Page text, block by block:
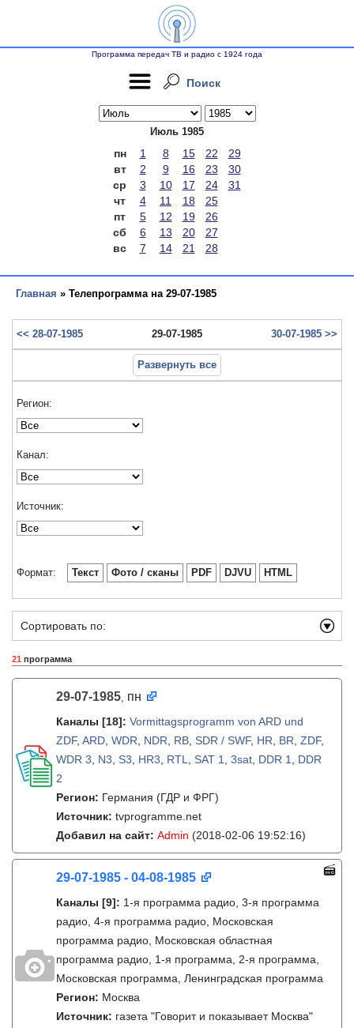
Программа передач ТВ и радио с 1924 года
Поиск
Июль 1985
пн 1 8 15 22
29
вт
2 9 16 23
30
ср
3 10 17 24
31
чт
4 11 18
25
пт
5 12 19
26
сб
6 13 20
27
вс
7 14 21 28
Главная » Телепрограмма на 29-07-1985
<< 28-07-1985 29-07-1985 30-07-1985 >>
Развернуть все
Регион:
Канал:
Источник:
Формат: Текст Фото / сканы PDF DJVU HTML
Сортировать по:
21 программа
29-07-1985, пн
Каналы [18]: Vormittagsprogramm von ARD und
ZDF, ARD WDR NDR RB SDR / SWF, HR BR ZDF,
WDR 3
N3 S3 HR3 RTL SAT 1 3sat DDR 1
DDR
2
Регион: Германия (ГДР и ФРГ)
Источник: tvprogramme.net
Добавил на сайт: Admin (2018-02-06 19:52:16)
29-07-1985 - 04-08-1985
Каналы [9]: 1-я программа радио, 3-я программа
радио, 4-я программа радио, Московская
программа радио, Московская областная
программа радио, 1-я программа, 2-я программа,
Московская программа, Ленинградская программа
Регион: Москва
Источник: газета "Говорит и показывает Москва"